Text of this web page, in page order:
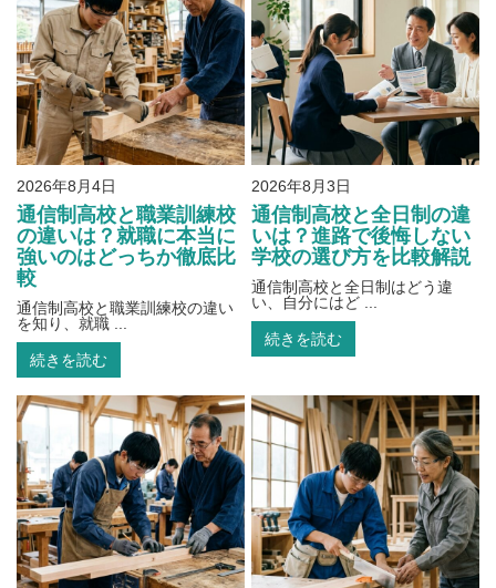
2026年8月4日
通信制高校と職業訓練校
の違いは？就職に本当に
強いのはどっちか徹底比
較
通信制高校と職業訓練校の違い
を知り、就職 ...
続きを読む
2026年8月3日
通信制高校と全日制の違
いは？進路で後悔しない
学校の選び方を比較解説
通信制高校と全日制はどう違
い、自分にはど ...
続きを読む